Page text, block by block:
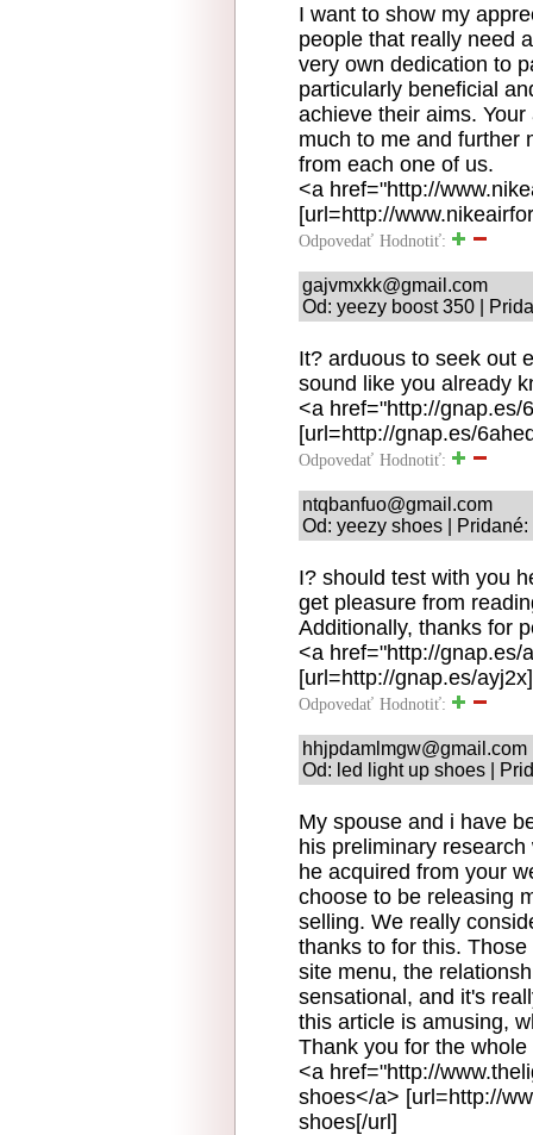
I want to show my
people that really need
very own dedication to
particularly beneficial
achieve their aims.
much to me and further
from each one of us.
<a href="http://
[url=http://
Odpovedať Hodnotiť:
gajvmxkk@gmail.com
Od: yeezy boost 350 |
It? arduous to seek out
sound like you already
<a href="http://gnap.es/
[url=http://gnap.es/
Odpovedať Hodnotiť:
ntqbanfuo@gmail.com
Od: yeezy shoes |
I? should test with you
get pleasure from
Additionally, thanks for
<a href="http://gnap.es/
[url=http://gnap.es/
Odpovedať Hodnotiť:
hhjpdamlmgw@gmail.com
Od: led light up shoes |
My spouse and i have
his preliminary
he acquired from your
choose to be releasing
selling. We really
thanks to for this.
site menu, the
sensational, and it's
this article is amusing,
Thank you for the whole
<a href="http://
shoes</a> [url=http://
shoes[/url]